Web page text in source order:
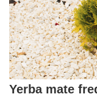
Yerba mate